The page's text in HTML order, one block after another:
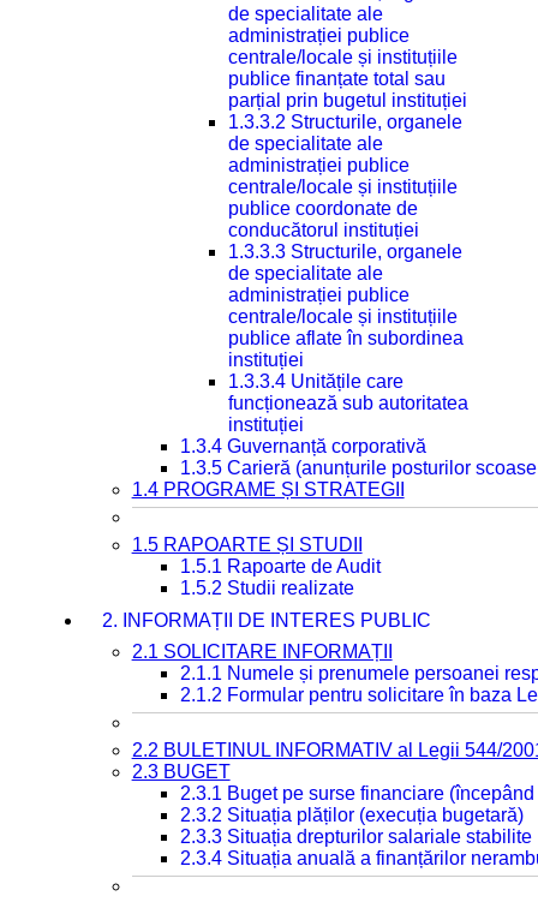
de specialitate ale
administrației publice
centrale/locale și instituțiile
publice finanțate total sau
parțial prin bugetul instituției
1.3.3.2 Structurile, organele
de specialitate ale
administrației publice
centrale/locale și instituțiile
publice coordonate de
conducătorul instituției
1.3.3.3 Structurile, organele
de specialitate ale
administrației publice
centrale/locale și instituțiile
publice aflate în subordinea
instituției
1.3.3.4 Unitățile care
funcționează sub autoritatea
instituției
1.3.4 Guvernanță corporativă
1.3.5 Carieră (anunțurile posturilor
1.4 PROGRAME ȘI STRATEGII
1.5 RAPOARTE ȘI STUDII
1.5.1 Rapoarte de Audit
1.5.2 Studii realizate
2. INFORMAȚII DE INTERES PUBLIC
2.1 SOLICITARE INFORMAȚII
2.1.1 Numele și prenumele persoanei
2.1.2 Formular pentru solicitare în baza
2.2 BULETINUL INFORMATIV al Legii 544/
2.3 BUGET
2.3.1 Buget pe surse financiare
2.3.2 Situația plăților (execuția bugetară)
2.3.3 Situația drepturilor salariale
2.3.4 Situația anuală a finanțărilor